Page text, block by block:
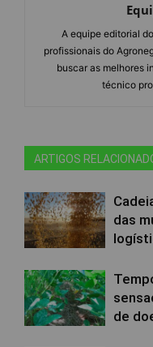
A equipe editorial
profissionais do
buscar as melhores
técnico
ARTIGOS
das
de